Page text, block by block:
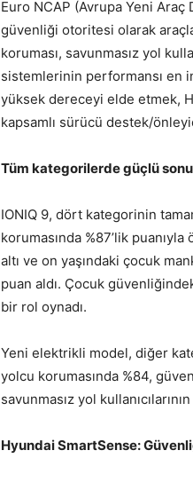
Euro NCAP (Avrupa Yeni Araç
güvenliği otoritesi olarak
koruması, savunmasız yol
sistemlerinin performansı en
yüksek dereceyi elde etmek,
kapsamlı sürücü destek/
Tüm kategorilerde güçlü
IONIQ 9, dört kategorinin
korumasında %87’lik
altı ve on yaşındaki çocuk
puan aldı. Çocuk
bir rol oynadı.
Yeni elektrikli model, diğer
yolcu korumasında %84,
savunmasız yol
Hyundai SmartSense: